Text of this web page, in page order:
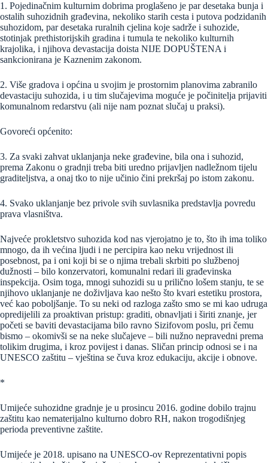
1. Pojedinačnim kulturnim dobrima proglašeno je par desetaka bunja i
ostalih suhozidnih građevina, nekoliko starih cesta i putova podzidanih
suhozidom, par desetaka ruralnih cjelina koje sadrže i suhozide,
stotinjak prethistorijskih gradina i tumula te nekoliko kulturnih
krajolika, i njihova devastacija doista NIJE DOPUŠTENA i
sankcionirana je Kaznenim zakonom.
2. Više gradova i općina u svojim je prostornim planovima zabranilo
devastaciju suhozida, i u tim slučajevima moguće je počinitelja prijaviti
komunalnom redarstvu (ali nije nam poznat slučaj u praksi).
Govoreći općenito:
3. Za svaki zahvat uklanjanja neke građevine, bila ona i suhozid,
prema Zakonu o gradnji treba biti uredno prijavljen nadležnom tijelu
graditeljstva, a onaj tko to nije učinio čini prekršaj po istom zakonu.
4. Svako uklanjanje bez privole svih suvlasnika predstavlja povredu
prava vlasništva.
Najveće prokletstvo suhozida kod nas vjerojatno je to, što ih ima toliko
mnogo, da ih većina ljudi i ne percipira kao neku vrijednost ili
posebnost, pa i oni koji bi se o njima trebali skrbiti po službenoj
dužnosti – bilo konzervatori, komunalni redari ili građevinska
inspekcija. Osim toga, mnogi suhozidi su u prilično lošem stanju, te se
njihovo uklanjanje ne doživljava kao nešto što kvari estetiku prostora,
već kao poboljšanje. To su neki od razloga zašto smo se mi kao udruga
opredijelili za proaktivan pristup: graditi, obnavljati i širiti znanje, jer
početi se baviti devastacijama bilo ravno Sizifovom poslu, pri čemu
bismo – okomivši se na neke slučajeve – bili nužno nepravedni prema
tolikim drugima, i kroz povijest i danas. Sličan princip odnosi se i na
UNESCO zaštitu – vještina se čuva kroz edukaciju, akcije i obnove.
*
Umijeće suhozidne gradnje je u prosincu 2016. godine dobilo trajnu
zaštitu kao nematerijalno kulturno dobro RH, nakon trogodišnjeg
perioda preventivne zaštite.
Umijeće je 2018. upisano na UNESCO-ov Reprezentativni popis